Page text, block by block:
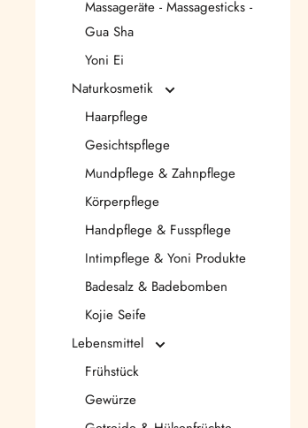
Massageräte - Massagesticks -
Gua Sha
Yoni Ei
Naturkosmetik
Haarpflege
Gesichtspflege
Mundpflege & Zahnpflege
Körperpflege
Handpflege & Fusspflege
Intimpflege & Yoni Produkte
Badesalz & Badebomben
Kojie Seife
Lebensmittel
Frühstück
Gewürze